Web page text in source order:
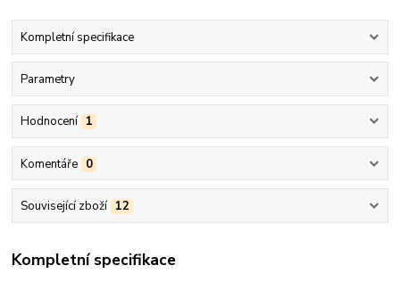
Kompletní specifikace
Parametry
Hodnocení 1
Komentáře 0
Související zboží 12
Kompletní specifikace